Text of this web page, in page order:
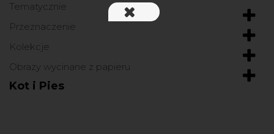
Tematycznie
Przeznaczenie
Kolekcje
Obrazy wycinane z papieru
Kot i Pies